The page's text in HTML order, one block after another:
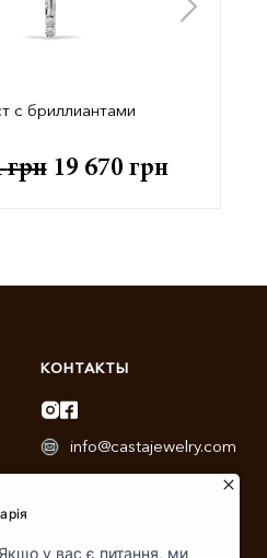
с бриллиантами
грн 19 670 грн
КОНТАКТЫ
info@castajewelry.com